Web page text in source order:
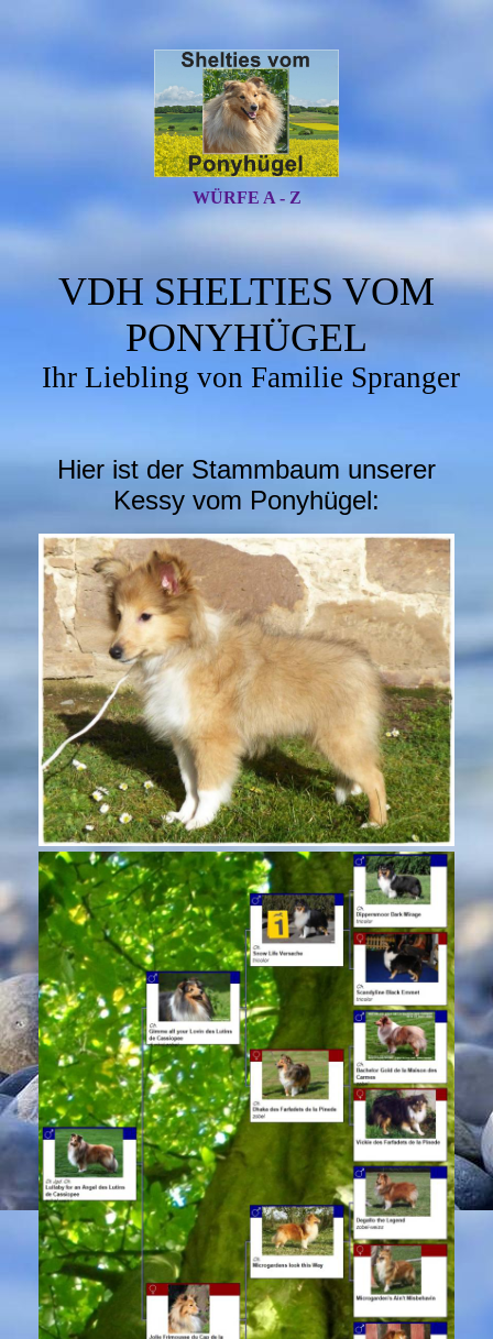
WÜRFE A - Z
VDH SHELTIES VOM
PONYHÜGEL
Ihr Liebling von Familie Spranger
Hier ist der Stammbaum unserer
Kessy vom Ponyhügel: